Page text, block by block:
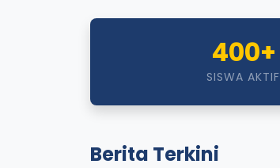
400+
SISWA AKTIF
Berita Terkini